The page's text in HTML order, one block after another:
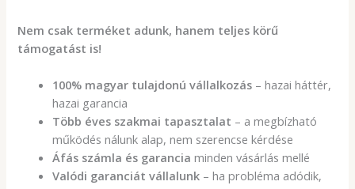
Nem csak terméket adunk, hanem teljes körű
támogatást is!
100% magyar tulajdonú vállalkozás – hazai háttér,
hazai garancia
Több éves szakmai tapasztalat – a megbízható
működés nálunk alap, nem szerencse kérdése
Áfás számla és garancia minden vásárlás mellé
Valódi garanciát vállalunk – ha probléma adódik,